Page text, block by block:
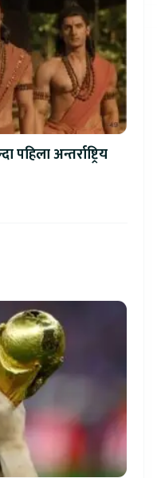
अन्तर्राष्ट्रिय